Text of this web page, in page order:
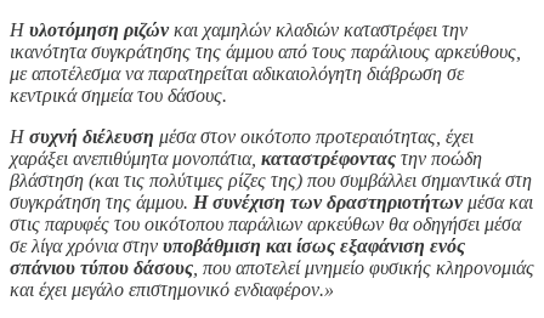
Η υλοτόμηση ριζώνκαι χαμηλών κλαδιών καταστρέφει την
ικανότητα συγκράτησης της άμμου από τους παράλιους αρκεύθους,
με αποτέλεσμα να παρατηρείται αδικαιολόγητη διάβρωση σε
κεντρικά σημεία του δάσους.
Η συχνή διέλευση μέσα στον οικότοπο προτεραιότητας, έχει
χαράξει ανεπιθύμητα μονοπάτια, καταστρέφοντας την ποώδη
βλάστηση (και τις πολύτιμες ρίζες της) που συμβάλλει σημαντικά στη
συγκράτηση της άμμου. Η συνέχιση των δραστηριοτήτωνμέσα και
στις παρυφές του οικότοπου παράλιων αρκεύθων θα οδηγήσει μέσα
σε λίγα χρόνια στην υποβάθμιση και ίσως εξαφάνιση ενός
σπάνιου τύπου δάσους , που αποτελεί μνημείο φυσικής κληρονομιάς
και έχει μεγάλο επιστημονικό ενδιαφέρον.»